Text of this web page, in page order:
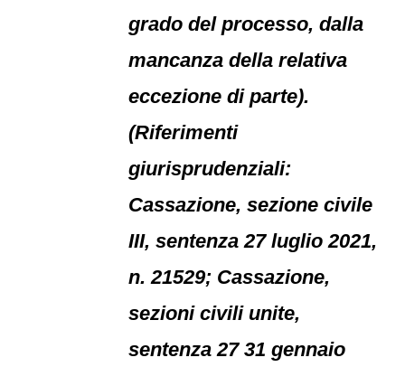
grado del processo, dalla
mancanza della relativa
eccezione di parte).
(Riferimenti
giurisprudenziali:
Cassazione, sezione civile
III, sentenza 27 luglio 2021,
n. 21529; Cassazione,
sezioni civili unite,
sentenza 27 31 gennaio